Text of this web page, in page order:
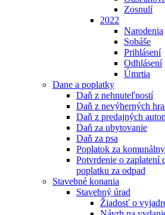
Zosnulí
2022
Narodenia
Sobáše
Prihlásení
Odhlásení
Úmrtia
Dane a poplatky
Daň z nehnuteľností
Daň z nevýherných
Daň z predajných
Daň za ubytovanie
Daň za psa
Poplatok za
Potvrdenie o zaplatení
poplatku za odpad
Stavebné konania
Stavebný úrad
Žiadosť o